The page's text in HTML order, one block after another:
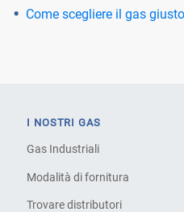
Come scegliere il gas
I NOSTRI GAS
Gas Industriali
Modalità di fornitura
Trovare distributori